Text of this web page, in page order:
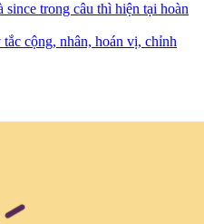
since trong câu thì hiện tại hoàn
cộng, nhân, hoán vị, chỉnh